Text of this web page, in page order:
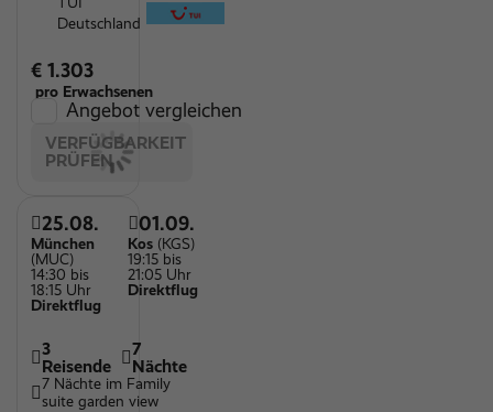
WLAN
Deutschland
€ 1.303
pro Erwachsenen
Angebot vergleichen
VERFÜGBARKEIT
PRÜFEN
25.08.
München
(MUC)
14:30 bis
18:15 Uhr
Direktflug
01.09.
Kos (KGS)
19:15 bis
21:05 Uhr
Direktflug
3
Reisende
7
Nächte
7 Nächte im Family
suite garden view